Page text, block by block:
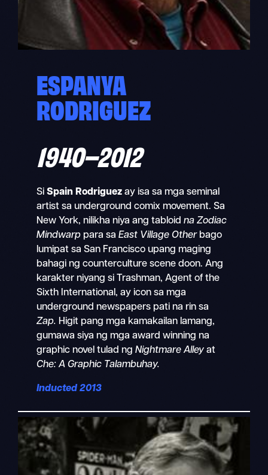
ESPANYA
RODRIGUEZ
1940–2012
SiSpain Rodriguez ay isa sa mga seminal
artist sa underground comix movement. Sa
New York, nilikha niya ang tabloidna Zodiac
Mindwarp para saEast Village Otherbago
lumipat sa San Francisco upang maging
bahagi ng counterculture scene doon. Ang
karakter niyang si Trashman, Agent of the
Sixth International, ay icon sa mga
underground newspapers pati na rin sa
Zap. Higit pang mga kamakailan lamang,
gumawa siya ng mga award winning na
graphic novel tulad ngNightmare Alley at
Che: A Graphic Talambuhay.
Inducted 2013